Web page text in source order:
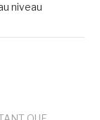
niveau